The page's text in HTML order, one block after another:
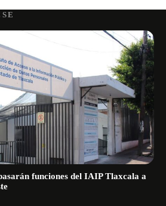
funciones del IAIP Tlaxcala a